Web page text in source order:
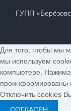
ГУПП
Для того, чтобы мы
мы используем
компьютере.
проинформированы
Отключить cookies
СОГЛАСЕН